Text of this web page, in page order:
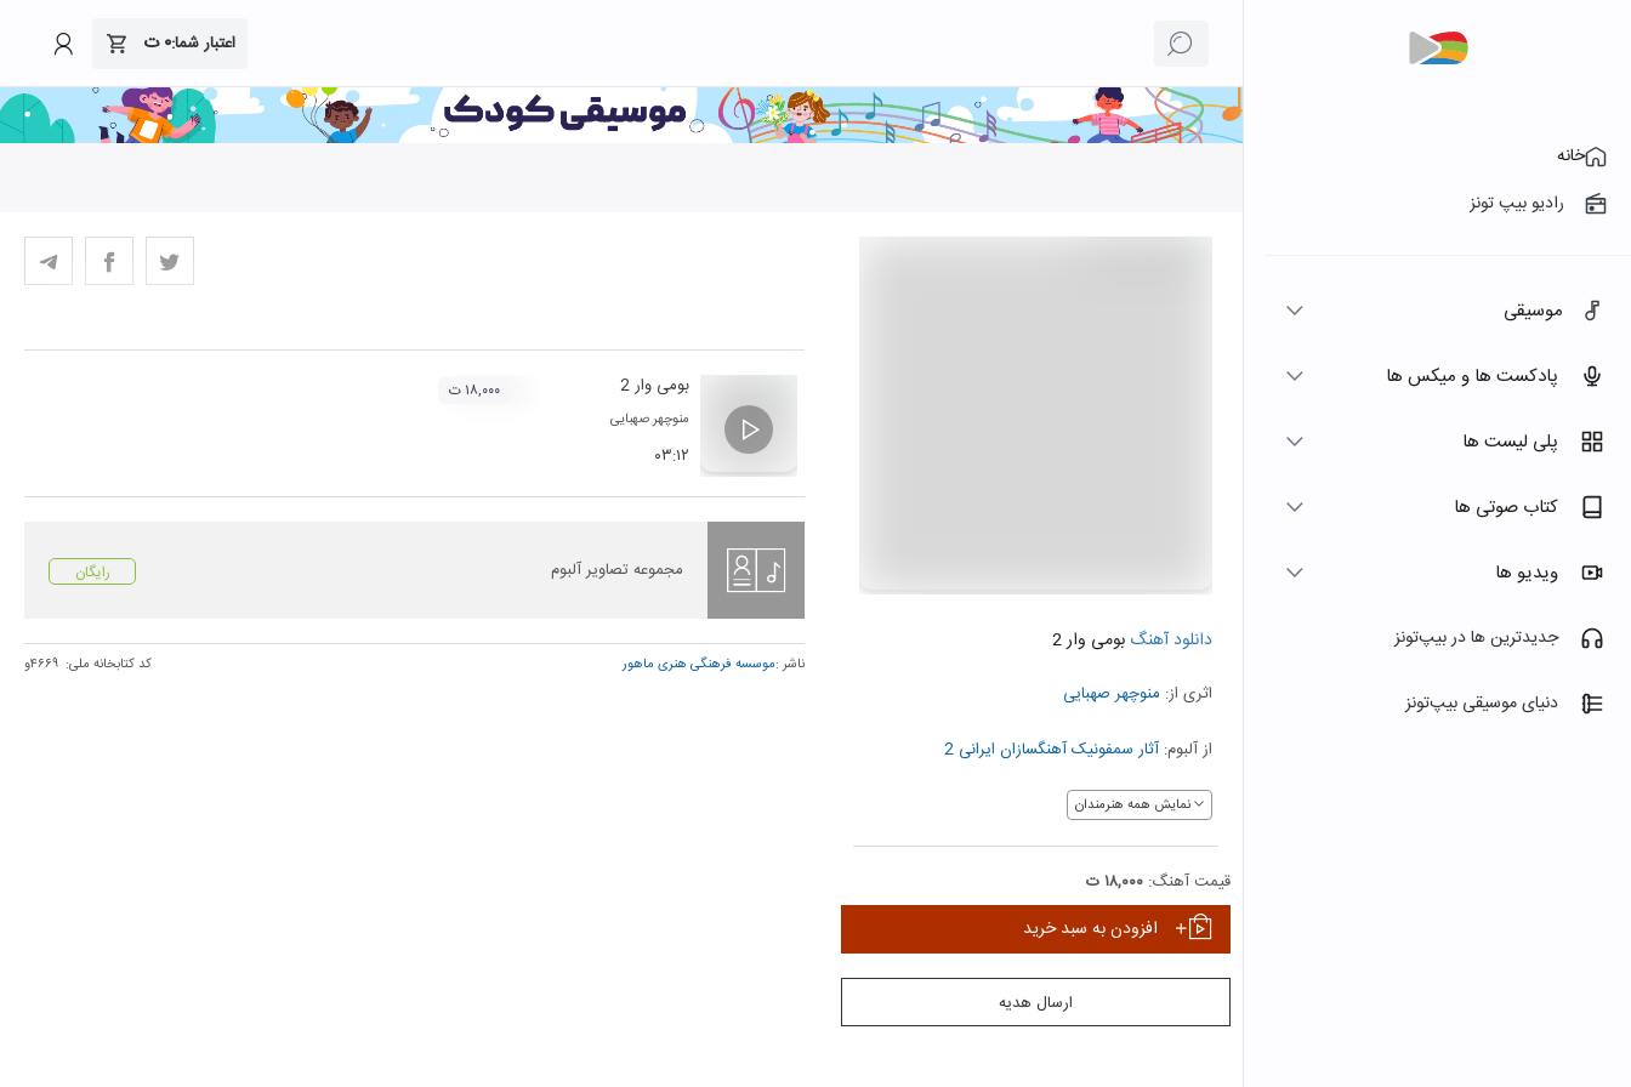
اعتبار شما:۰ت
خانه
رادیو بیپ تونز
موسیقی
پادکست ها و میکس ها
پلی لیست ها
کتاب صوتی ها
ویدیو ها
جدیدترین ها در بیپ‌تونز
دنیای موسیقی بیپ‌تونز
دانلود آهنگ بومی وار 2
اثری از: منوچهر صهبایی
از آلبوم: آثار سمفونیک آهنگسازان ایرانی 2
نمایش همه هنرمندان
قیمت آهنگ: ۱۸,۰۰۰ ت
افزودن به سبد خرید
ارسال هدیه
بومی وار 2
منوچهر صهبایی
۰۳:۱۲
۱۸,۰۰۰ ت
مجموعه تصاویر آلبوم رایگان
ناشر :موسسه فرهنگی هنری ماهور کد کتابخانه ملی: ۴۶۶۹و